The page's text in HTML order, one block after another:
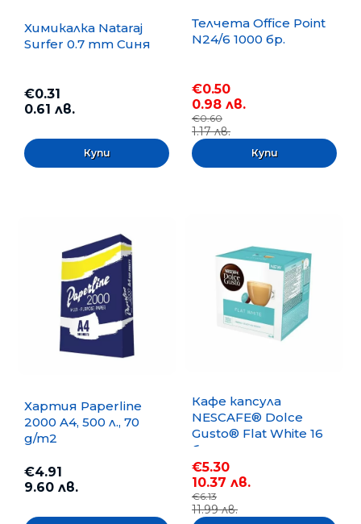
Химикалка Nataraj
Surfer 0.7 mm Синя
€0.31
0.61 лв.
Телчета Office Point
N24/6 1000 бр.
€0.50
0.98 лв.
€0.60
1.17 лв.
Хартия Paperline
2000 A4, 500 л., 70
g/m2
€4.91
9.60 лв.
Кафе капсула
NESCAFE® Dolce
Gusto® Flat White 16
бр.
€5.30
10.37 лв.
€6.13
11.99 лв.